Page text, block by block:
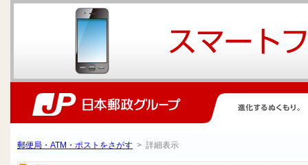
郵便局・ATM・ポストをさがす > 詳細表示